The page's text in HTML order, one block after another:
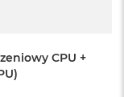
CPU +